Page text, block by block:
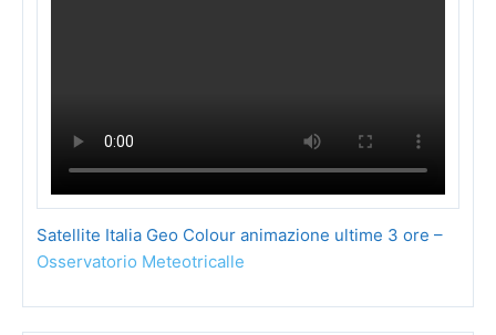
Satellite Italia Geo Colour animazione ultime 3 ore –
Osservatorio Meteotricalle